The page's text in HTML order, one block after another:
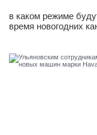
в каком режиме
время новогодних